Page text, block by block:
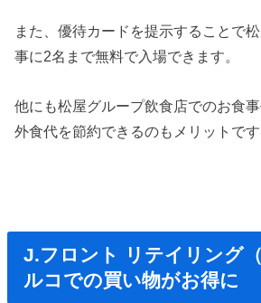
また、優待カードを提示することで
事に2名まで無料で入場できます。
他にも松屋グループ飲食店でのお食事
外食代を節約できるのもメリットです
J.フロント リテイリング
ルコでの買い物がお得に